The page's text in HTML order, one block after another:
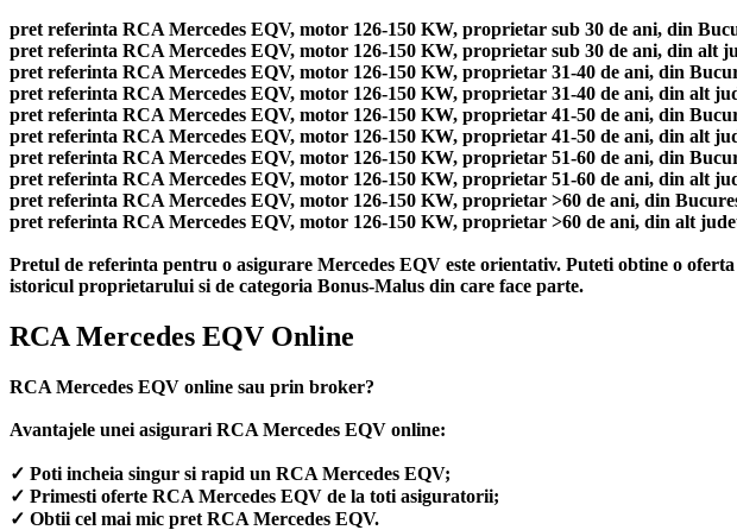
pret referinta RCA Mercedes EQV, motor 126-150 KW, proprietar sub 30 de ani, din
pret referinta RCA Mercedes EQV, motor 126-150 KW, proprietar sub 30 de ani, din alt
pret referinta RCA Mercedes EQV, motor 126-150 KW, proprietar 31-40 de ani, din
pret referinta RCA Mercedes EQV, motor 126-150 KW, proprietar 31-40 de ani, din alt
pret referinta RCA Mercedes EQV, motor 126-150 KW, proprietar 41-50 de ani, din
pret referinta RCA Mercedes EQV, motor 126-150 KW, proprietar 41-50 de ani, din alt
pret referinta RCA Mercedes EQV, motor 126-150 KW, proprietar 51-60 de ani, din
pret referinta RCA Mercedes EQV, motor 126-150 KW, proprietar 51-60 de ani, din alt
pret referinta RCA Mercedes EQV, motor 126-150 KW, proprietar >60 de ani, din
pret referinta RCA Mercedes EQV, motor 126-150 KW, proprietar >60 de ani, din alt
Pretul de referinta pentru o asigurare Mercedes EQV este orientativ. Puteti obtine o
istoricul proprietarului si de categoria Bonus-Malus din care face parte.
RCA Mercedes EQV Online
RCA Mercedes EQV online sau prin broker?
Avantajele unei asigurari RCA Mercedes EQV online:
✓ Poti incheia singur si rapid un RCA Mercedes EQV;
✓ Primesti oferte RCA Mercedes EQV de la toti asiguratorii;
✓ Obtii cel mai mic pret RCA Mercedes EQV.